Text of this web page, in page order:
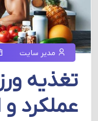
مدیر سایت
تغذیه
عملکرد و